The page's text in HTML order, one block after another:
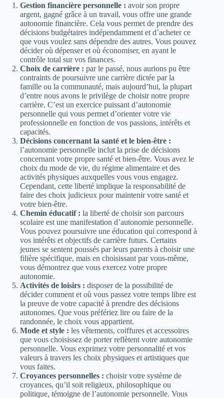
Gestion financière personnelle : avoir son propre
argent, gagné grâce à un travail, vous offre une grande
autonomie financière. Cela vous permet de prendre des
décisions budgétaires indépendamment et d’acheter ce
que vous voulez sans dépendre des autres. Vous pouvez
décider où dépenser et où économiser, en ayant le
contrôle total sur vos finances.
Choix de carrière : par le passé, nous aurions pu être
contraints de poursuivre une carrière dictée par la
famille ou la communauté, mais aujourd’hui, la plupart
d’entre nous avons le privilège de choisir notre propre
carrière. C’est un exercice puissant d’autonomie
personnelle qui vous permet d’orienter votre vie
professionnelle en fonction de vos passions, intérêts et
capacités.
Décisions concernant la santé et le bien-être :
l’autonomie personnelle inclut la prise de décisions
concernant votre propre santé et bien-être. Vous avez le
choix du mode de vie, du régime alimentaire et des
activités physiques auxquelles vous vous engagez.
Cependant, cette liberté implique la responsabilité de
faire des choix judicieux pour maintenir votre santé et
votre bien-être.
Chemin éducatif : la liberté de choisir son parcours
scolaire est une manifestation d’autonomie personnelle.
Vous pouvez poursuivre une éducation qui correspond à
vos intérêts et objectifs de carrière futurs. Certains
jeunes se sentent poussés par leurs parents à choisir une
filière spécifique, mais en choisissant par vous-même,
vous démontrez que vous exercez votre propre
autonomie.
Activités de loisirs : disposer de la possibilité de
décider comment et où vous passez votre temps libre est
la preuve de votre capacité à prendre des décisions
autonomes. Que vous préfériez lire ou faire de la
randonnée, le choix vous appartient.
Mode et style : les vêtements, coiffures et accessoires
que vous choisissez de porter reflètent votre autonomie
personnelle. Vous exprimez votre personnalité et vos
valeurs à travers les choix physiques et artistiques que
vous faites.
Croyances personnelles : choisir votre système de
croyances, qu’il soit religieux, philosophique ou
politique, témoigne de l’autonomie personnelle. Vous